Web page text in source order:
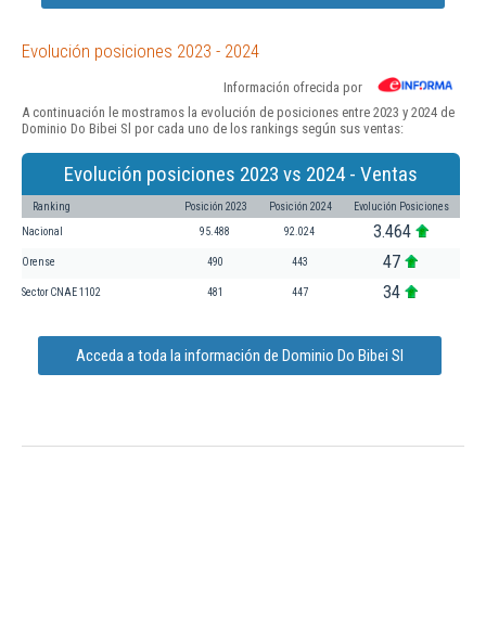
Evolución posiciones 2023 - 2024
Información ofrecida por
A continuación le mostramos la evolución de posiciones entre 2023 y 2024 de
Dominio Do Bibei Sl por cada uno de los rankings según sus ventas:
Evolución posiciones 2023 vs 2024 - Ventas
Ranking Posición 2023 Posición 2024 Evolución Posiciones
Nacional 95.488 92.024 3.464
Orense 490 443 47
Sector CNAE 1102 481 447 34
Acceda a toda la información de Dominio Do Bibei Sl